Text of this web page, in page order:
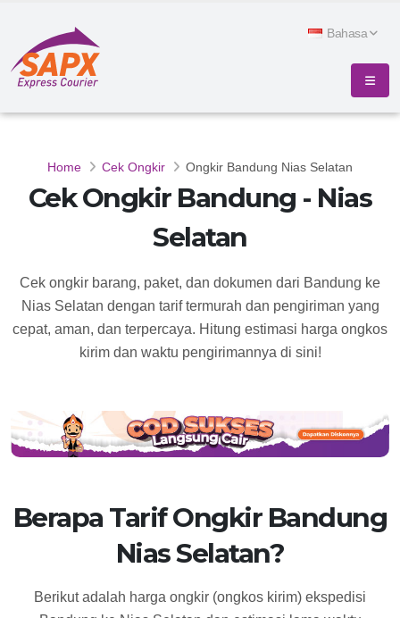
Bahasa
Home Cek Ongkir Ongkir Bandung Nias Selatan
Cek Ongkir Bandung - Nias
Selatan
Cek ongkir barang, paket, dan dokumen dari Bandung ke
Nias Selatan dengan tarif termurah dan pengiriman yang
cepat, aman, dan terpercaya. Hitung estimasi harga ongkos
kirim dan waktu pengirimannya di sini!
Berapa Tarif Ongkir Bandung
Nias Selatan?
Berikut adalah harga ongkir (ongkos kirim) ekspedisi